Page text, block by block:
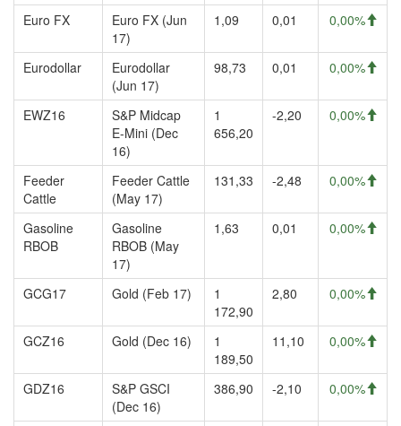
Euro FX
Euro FX (Jun
17)
1,09 0,01 0,00%
Eurodollar
Eurodollar
(Jun 17)
98,73 0,01 0,00%
EWZ16
S&P Midcap
E-Mini (Dec
16)
1
656,20
-2,20 0,00%
Feeder
Cattle
Feeder Cattle
(May 17)
131,33 -2,48 0,00%
Gasoline
RBOB
Gasoline
RBOB (May
17)
1,63 0,01 0,00%
GCG17 Gold (Feb 17)
1
172,90
2,80 0,00%
GCZ16 Gold (Dec 16)
1
189,50
11,10 0,00%
GDZ16
S&P GSCI
(Dec 16)
386,90 -2,10 0,00%